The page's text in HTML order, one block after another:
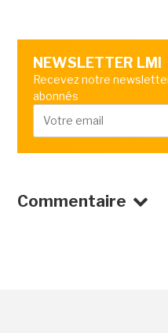
NEWSLETTER LMI
Recevez notre
abonnés
Commentaire